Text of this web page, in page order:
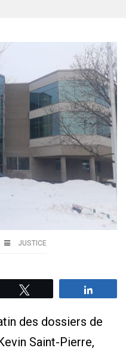
JUSTICE
des dossiers de
Saint-Pierre,